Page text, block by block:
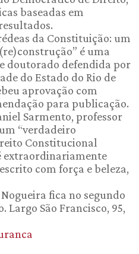
baseadas em
da Constituição: um
é uma
doutorado defendida por
do Estado do Rio de
aprovação com
para publicação.
Sarmento, professor
“verdadeiro
Constitucional
extraordinariamente
com força e beleza,
fica no segundo
Largo São Francisco, 95,